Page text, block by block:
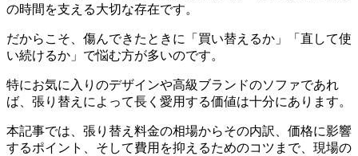
の時間を支える大切な存在です。
だからこそ、傷んできたときに「買い替えるか」「直して使
い続けるか」で悩む方が多いのです。
特にお気に入りのデザインや高級ブランドのソファであれ
ば、張り替えによって長く愛用する価値は十分にあります。
本記事では、張り替え料金の相場からその内訳、価格に影響
するポイント、そして費用を抑えるためのコツまで、現場の